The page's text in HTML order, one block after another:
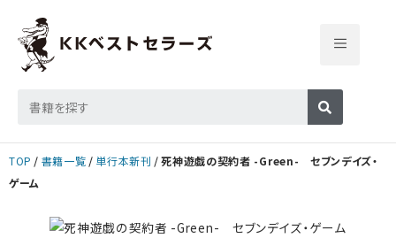
TOP 書籍一覧 単行本新刊
死神遊戯の契約者 -Green- セブンデイズ・
ゲーム